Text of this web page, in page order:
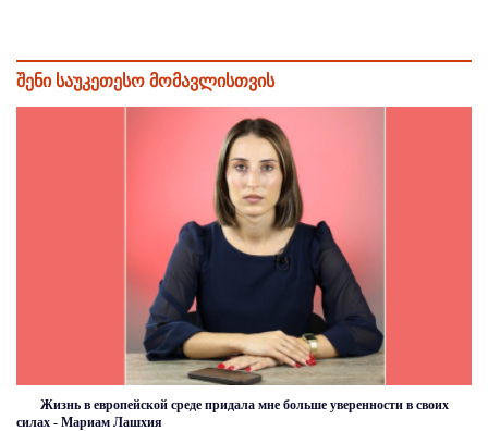
შენი საუკეთესო მომავლისთვის
Жизнь в европейской среде придала мне больше уверенности в своих
силах - Мариам Лашхия